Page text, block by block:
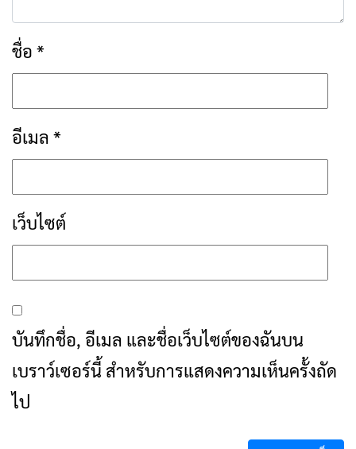
ชื่อ *
อีเมล *
เว็บไซต์
บันทึกชื่อ, อีเมล และชื่อเว็บไซต์ของฉันบน
เบราว์เซอร์นี้ สำหรับการแสดงความเห็นครั้งถัด
ไป